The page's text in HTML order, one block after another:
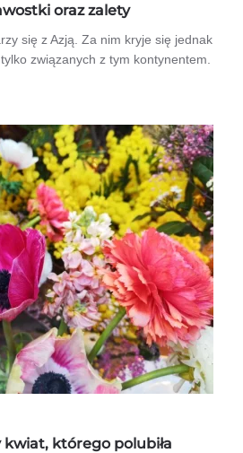
oraz zalety
się z Azją. Za nim kryje się jednak
związanych z tym kontynentem.
którego polubiła